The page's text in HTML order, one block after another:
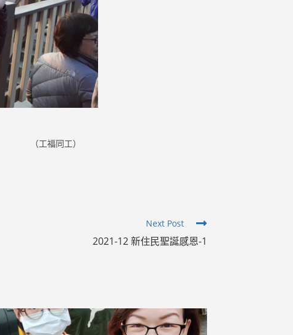
（工福同工）
Next Post
2021-12 新住民聖誕感恩-1